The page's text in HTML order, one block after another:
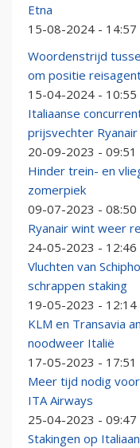
Etna
15-08-2024 - 14:57
Woordenstrijd
om positie
15-04-2024 - 10:55
Italiaanse
prijsvechter Ryanair
20-09-2023 - 09:51
Hinder trein- en
zomerpiek
09-07-2023 - 08:50
Ryanair wint weer
24-05-2023 - 12:46
Vluchten van
schrappen staking
19-05-2023 - 12:14
KLM en Transavia
noodweer Italië
17-05-2023 - 17:51
Meer tijd nodig
ITA Airways
25-04-2023 - 09:47
Stakingen op